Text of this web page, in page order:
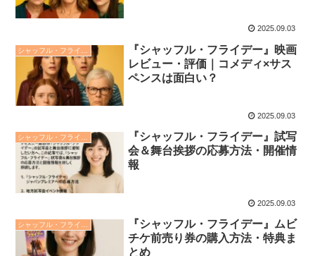
2025.09.03
『シャッフル・フライデー』映画
レビュー・評価｜コメディ×サス
ペンスは面白い？
2025.09.03
シャッフル・フライデー
『シャッフル・フライデー』試写
会＆舞台挨拶の応募方法・開催情
報
2025.09.03
『シャッフル・フライデー』ムビ
チケ前売り券の購入方法・特典ま
とめ